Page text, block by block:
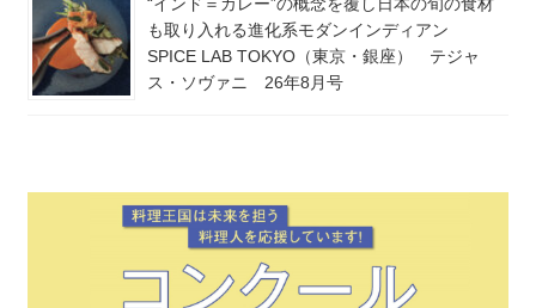
“インド＝カレー”の概念を覆し日本の旬の食材
も取り入れる進化系モダンインディアン
SPICE LAB TOKYO（東京・銀座） テジャ
ス・ソヴァニ 26年8月号